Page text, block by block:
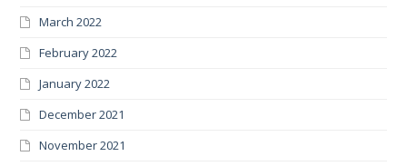
March 2022
February 2022
January 2022
December 2021
November 2021